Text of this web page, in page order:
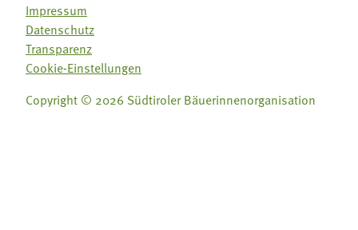
Impressum
Datenschutz
Transparenz
Cookie-Einstellungen
Copyright © 2026 Südtiroler Bäuerinnenorganisation